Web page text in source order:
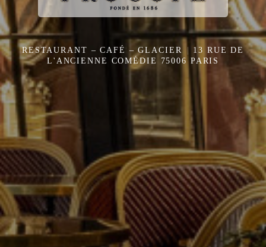
RESTAURANT – CAFÉ – GLACIER
13 RUE DE
L'ANCIENNE COMÉDIE 75006 PARIS